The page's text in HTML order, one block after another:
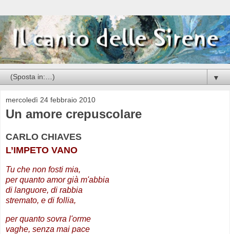
▼
mercoledì 24 febbraio 2010
Un amore crepuscolare
CARLO CHIAVES
L’IMPETO VANO
Tu che non fosti mia,
per quanto amor già m'abbia
di languore, di rabbia
stremato, e di follia,
per quanto sovra l'orme
vaghe, senza mai pace